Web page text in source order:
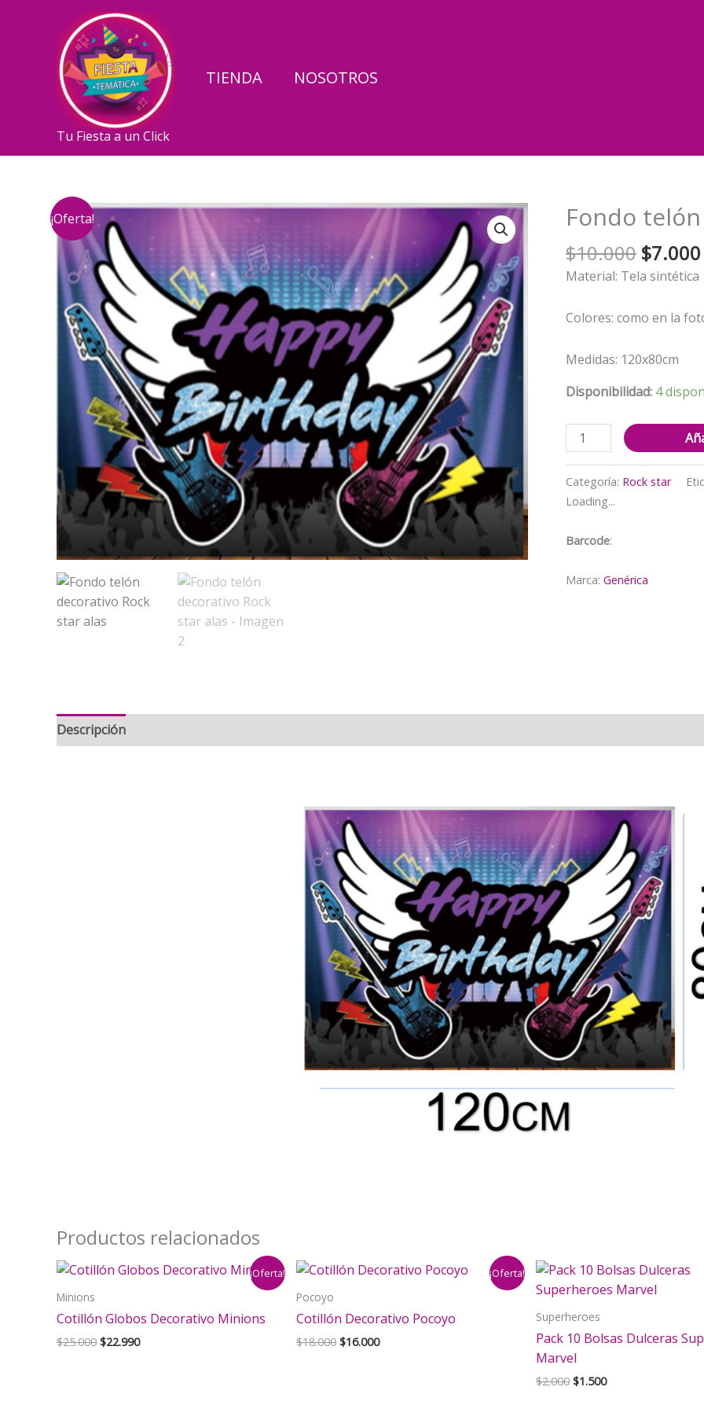
Tu Fiesta a un Click
TIENDA NOSOTROS
¡Oferta! Fondo
$10.000 El
precio
era:
$7.000
Material: Tela sintética
Colores: como en la
Medidas: 120x80cm
Disponibilidad: 4
Fondo
telón
Rock
star
cantidad
Categoría: Rock star
Loading...
Barcode:
Marca: Genérica
Descripción
Productos relacionados
¡Oferta!
Minions
Cotillón Globos Decorativo Minions
$25.000 El
$22.990El
¡Oferta!
Pocoyo
Cotillón Decorativo Pocoyo
$18.000 El
$16.000El
Superheroes
Pack 10 Bolsas Dulceras
Marvel
$2.000 El
$1.500El